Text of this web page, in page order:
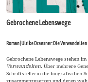
Gebrochene Lebenswege
Roman | Ulrike Draesner: Die Verwandelten
Gebrochene Lebenswege stehen
Verwandelten. Über mehrere
Schriftstellerin die biografischen
zusammenzusetzen und deren